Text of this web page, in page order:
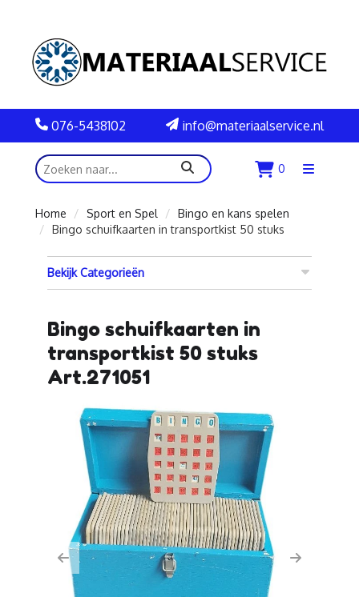
076-5438102 info@materiaalservice.nl
zoeken 0
Menu
Home
Sport en Spel
Bingo en kans spelen
Bingo schuifkaarten in transportkist 50 stuks
Bekijk Categorieën
Bingo schuifkaarten in
transportkist 50 stuks
Art.271051
Previous Next